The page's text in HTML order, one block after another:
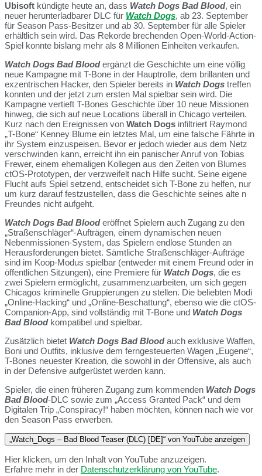
Ubisoft kündigte heute an, dass Watch Dogs Bad Blood, ein
neuer herunterladbarer DLC für Watch Dogs, ab 23. September
für Season Pass-Besitzer und ab 30. September für alle Spieler
erhältlich sein wird. Das Rekorde brechenden Open-World-Action-
Spiel konnte bislang mehr als 8 Millionen Einheiten verkaufen.
Watch Dogs Bad Bloodergänzt die Geschichte um eine völlig
neue Kampagne mit T-Bone in der Hauptrolle, dem brillanten und
exzentrischen Hacker, den Spieler bereits in Watch Dogs treffen
konnten und der jetzt zum ersten Mal spielbar sein wird. Die
Kampagne vertieft T-Bones Geschichte über 10 neue Missionen
hinweg, die sich auf neue Locations überall in Chicago verteilen.
Kurz nach den Ereignissen von Watch Dogs infiltriert Raymond
„T-Bone“ Kenney Blume ein letztes Mal, um eine falsche Fährte in
ihr System einzuspeisen. Bevor er jedoch wieder aus dem Netz
verschwinden kann, erreicht ihn ein panischer Anruf von Tobias
Frewer, einem ehemaligen Kollegen aus den Zeiten von Blumes
ctOS-Prototypen, der verzweifelt nach Hilfe sucht. Seine eigene
Flucht aufs Spiel setzend, entscheidet sich T-Bone zu helfen, nur
um kurz darauf festzustellen, dass die Geschichte seines alte n
Freundes nicht aufgeht.
Watch Dogs Bad Blooderöffnet Spielern auch Zugang zu den
„Straßenschläger“-Aufträgen, einem dynamischen neuen
Nebenmissionen-System, das Spielern endlose Stunden an
Herausforderungen bietet. Sämtliche Straßenschläger-Aufträge
sind im Koop-Modus spielbar (entweder mit einem Freund oder in
öffentlichen Sitzungen), eine Premiere für Watch Dogs, die es
zwei Spielern ermöglicht, zusammenzuarbeiten, um sich gegen
Chicagos kriminelle Gruppierungen zu stellen. Die beliebten Modi
„Online-Hacking“ und „Online-Beschattung“, ebenso wie die ctOS-
Companion-App, sind vollständig mit T-Bone und Watch Dogs
Bad Bloodkompatibel und spielbar.
Zusätzlich bietet Watch Dogs Bad Bloodauch exklusive Waffen,
Boni und Outfits, inklusive dem ferngesteuerten Wagen „Eugene“,
T-Bones neuester Kreation, die sowohl in der Offensive, als auch
in der Defensive aufgerüstet werden kann.
Spieler, die einen früheren Zugang zum kommenden Watch Dogs
Bad Blood-DLC sowie zum „Access Granted Pack“ und dem
Digitalen Trip „Conspiracy!“ haben möchten, können nach wie vor
den Season Pass erwerben.
„Watch_Dogs – Bad Blood Teaser (DLC) [DE]“ von YouTube anzeigen
Hier klicken, um den Inhalt von YouTube anzuzeigen.
Erfahre mehr in der Datenschutzerklärung von YouTube.